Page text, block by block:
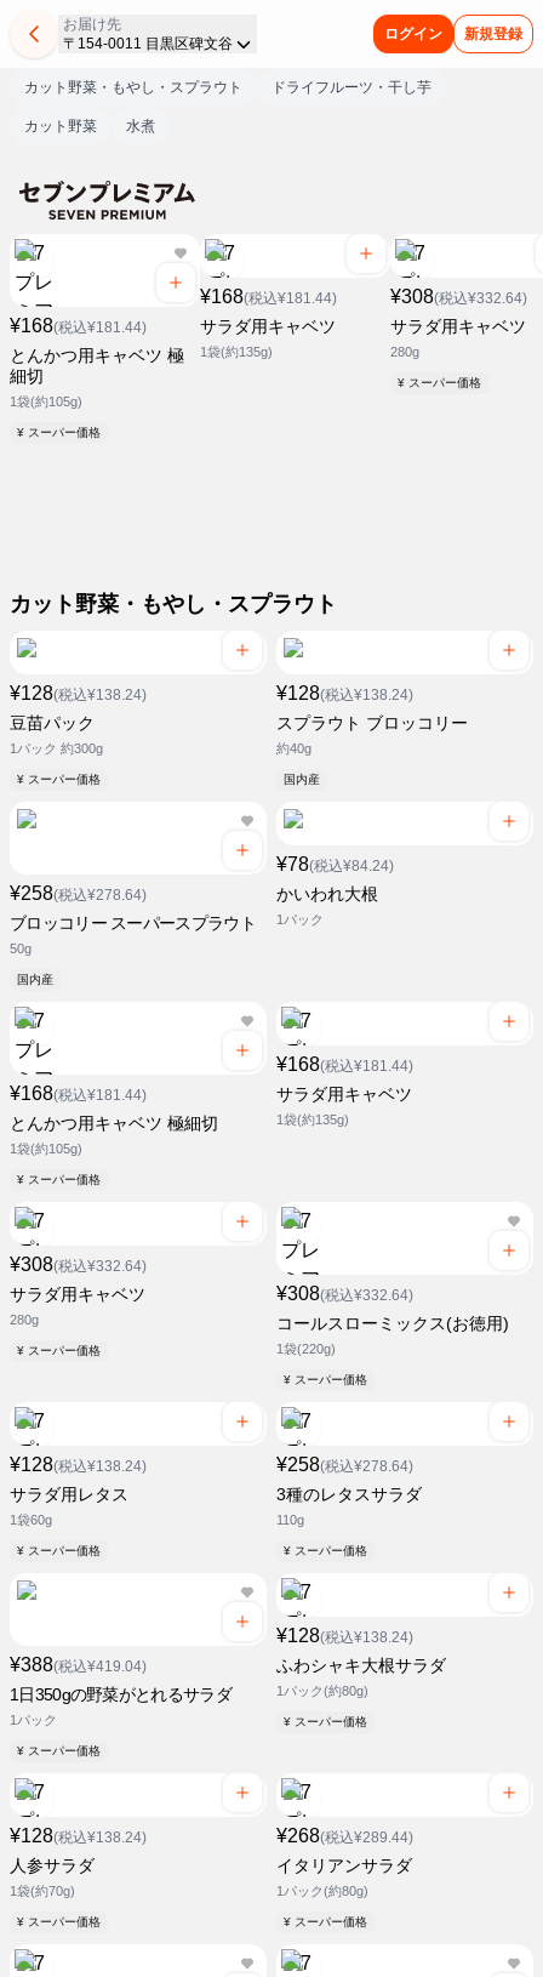
お届け先
〒154-0011 目黒区碑文谷
ログイン 新規登録
カット野菜・もやし・スプラウト ドライフルーツ・干し芋
カット野菜 水煮
¥168(税込¥181.44)
とんかつ用キャベツ 極
細切
1袋(約105g)
¥ スーパー価格
¥168(税込¥181.44)
サラダ用キャベツ
1袋(約135g)
¥308(税込¥332.64)
サラダ用キャベツ
280g
¥ スーパー価格
カット野菜・もやし・スプラウト
¥128(税込¥138.24)
豆苗パック
1パック 約300g
¥ スーパー価格
¥128(税込¥138.24)
スプラウト ブロッコリー
約40g
国内産
¥258(税込¥278.64)
ブロッコリー スーパースプラウト
50g
国内産
¥78(税込¥84.24)
かいわれ大根
1パック
¥168(税込¥181.44)
とんかつ用キャベツ 極細切
1袋(約105g)
¥ スーパー価格
¥168(税込¥181.44)
サラダ用キャベツ
1袋(約135g)
¥308(税込¥332.64)
サラダ用キャベツ
280g
¥ スーパー価格
¥308(税込¥332.64)
コールスローミックス(お徳用)
1袋(220g)
¥ スーパー価格
¥128(税込¥138.24)
サラダ用レタス
1袋60g
¥ スーパー価格
¥258(税込¥278.64)
3種のレタスサラダ
110g
¥ スーパー価格
¥388(税込¥419.04)
1日350gの野菜がとれるサラダ
1パック
¥ スーパー価格
¥128(税込¥138.24)
ふわシャキ大根サラダ
1パック(約80g)
¥ スーパー価格
¥128(税込¥138.24)
人参サラダ
1袋(約70g)
¥ スーパー価格
¥268(税込¥289.44)
イタリアンサラダ
1パック(約80g)
¥ スーパー価格